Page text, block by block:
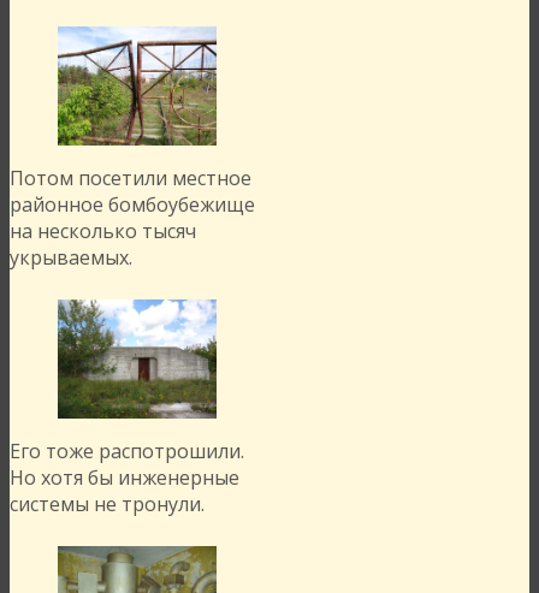
Потом посетили местное
районное бомбоубежище
на несколько тысяч
укрываемых.
Его тоже распотрошили.
Но хотя бы инженерные
системы не тронули.